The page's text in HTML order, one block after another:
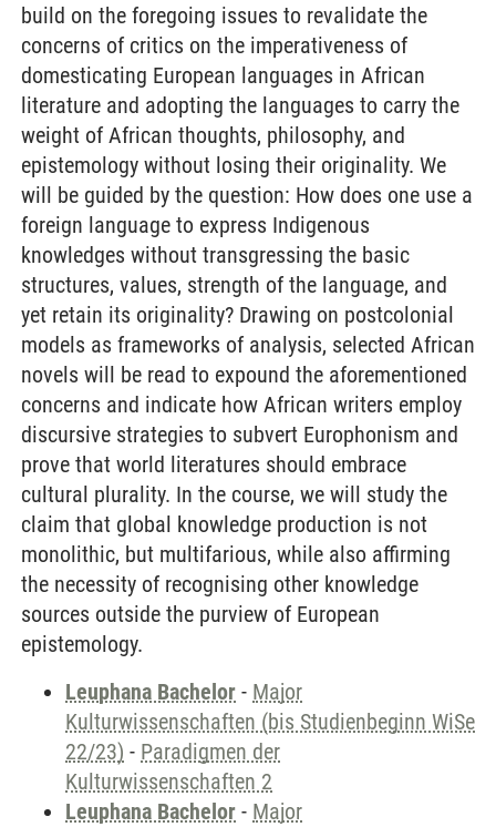
build on the foregoing issues to revalidate the
concerns of critics on the imperativeness of
domesticating European languages in African
literature and adopting the languages to carry the
weight of African thoughts, philosophy, and
epistemology without losing their originality. We
will be guided by the question: How does one use a
foreign language to express Indigenous
knowledges without transgressing the basic
structures, values, strength of the language, and
yet retain its originality? Drawing on postcolonial
models as frameworks of analysis, selected African
novels will be read to expound the aforementioned
concerns and indicate how African writers employ
discursive strategies to subvert Europhonism and
prove that world literatures should embrace
cultural plurality. In the course, we will study the
claim that global knowledge production is not
monolithic, but multifarious, while also affirming
the necessity of recognising other knowledge
sources outside the purview of European
epistemology.
Leuphana Bachelor - Major
Kulturwissenschaften (bis Studienbeginn WiSe
22/23) - Paradigmen der
Kulturwissenschaften 2
Leuphana Bachelor - Major